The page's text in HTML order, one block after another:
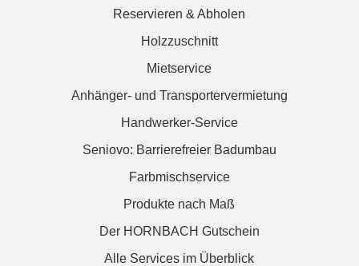
Reservieren & Abholen
Holzzuschnitt
Mietservice
Anhänger- und Transportervermietung
Handwerker-Service
Seniovo: Barrierefreier Badumbau
Farbmischservice
Produkte nach Maß
Der HORNBACH Gutschein
Alle Services im Überblick